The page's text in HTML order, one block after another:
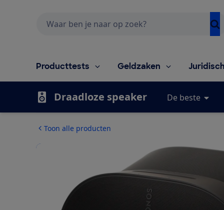
Producttests Geldzaken
Draadloze speaker De beste
Toon alle producten